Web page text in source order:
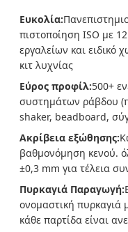
Ευκολία:
πιστοποίηση ISO με
εργαλείων και
κιτ λυχνίας
Εύρος προφίλ:500+
συστημάτων ράβδου
shaker, beadboard,
Ακρίβεια εξώθησης:
βαθμονόμηση κενού.
±0,3 mm για τέλεια
Πυρκαγιά Παραγωγή:
ονομαστική πυρκαγιά
κάθε παρτίδα είναι